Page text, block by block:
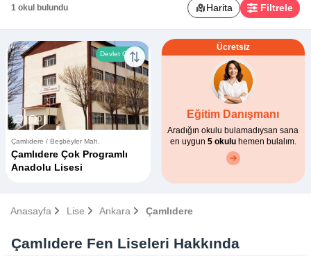
1 okul bulundu Harita Filtrele
1 0
Devlet Okulu
Çamlıdere / Beşbeyler Mah.
Çamlıdere Çok Programlı
Anadolu Lisesi
Ücretsiz
Eğitim Danışmanı
Aradığın okulu bulamadıysan sana
en uygun 5 okuluhemen bulalım.
Anasayfa Lise Ankara Çamlıdere
Çamlıdere Fen Liseleri Hakkında